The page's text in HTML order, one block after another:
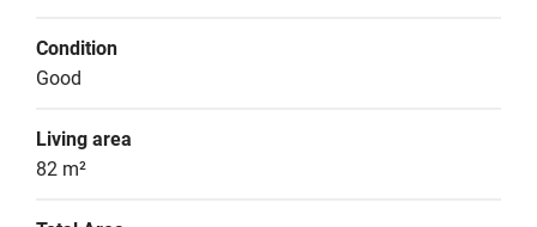
Condition
Good
Living area
82 m²